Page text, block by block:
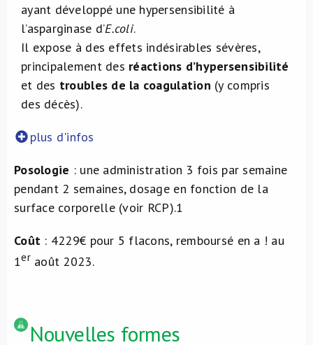
ayant développé une hypersensibilité à
l’asparginase d’E.coli.
Il expose à des effets indésirables sévères,
principalement des réactions d’hypersensibilité
et des troubles de la coagulation (y compris
des décès).
plus d'infos
Posologie : une administration 3 fois par semaine
pendant 2 semaines, dosage en fonction de la
surface corporelle (voir RCP).1
Coût : 4229€ pour 5 flacons, remboursé en a ! au
1eraoût 2023.
Nouvelles formes